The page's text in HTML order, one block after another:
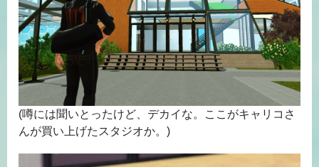
(噂には聞いとったけど、デカイな。ここがキャリコさ
んが買い上げたスタジオか。)